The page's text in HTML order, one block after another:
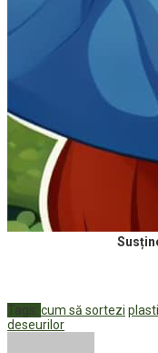
Tags: cum să sortezi
deseurilor